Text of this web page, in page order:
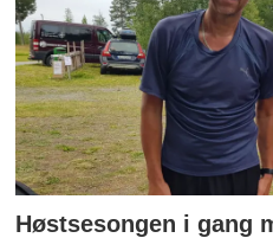
Høstsesongen i gang